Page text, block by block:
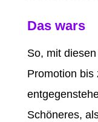
Das wars
So, mit
Promotion bis
Schöneres,